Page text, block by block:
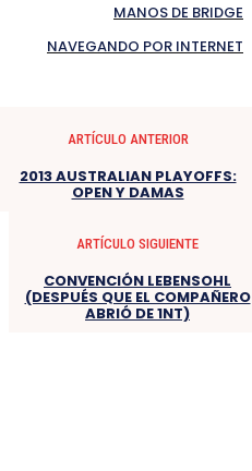
MANOS DE BRIDGE
NAVEGANDO POR INTERNET
ARTÍCULO ANTERIOR
2013 AUSTRALIAN PLAYOFFS:
OPEN Y DAMAS
ARTÍCULO SIGUIENTE
CONVENCIÓN LEBENSOHL
(DESPUÉS QUE EL COMPAÑERO
ABRIÓ DE 1NT)